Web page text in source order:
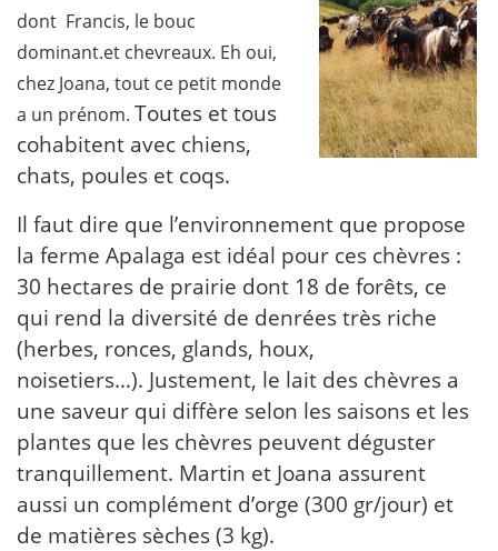
dont Francis, le bouc
dominant.et chevreaux. Eh oui,
chez Joana, tout ce petit monde
a un prénom. Toutes et tous
cohabitent avec chiens,
chats, poules et coqs.
Il faut dire que l’environnement que propose
la ferme Apalaga est idéal pour ces chèvres :
30 hectares de prairie dont 18 de forêts, ce
qui rend la diversité de denrées très riche
(herbes, ronces, glands, houx,
noisetiers…). Justement, le lait des chèvres a
une saveur qui diffère selon les saisons et les
plantes que les chèvres peuvent déguster
tranquillement. Martin et Joana assurent
aussi un complément d’orge (300 gr/jour) et
de matières sèches (3 kg).